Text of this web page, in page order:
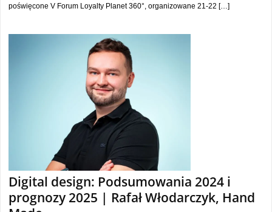
poświęcone V Forum Loyalty Planet 360°, organizowane 21-22 […]
Digital design: Podsumowania 2024 i
prognozy 2025 | Rafał Włodarczyk, Hand